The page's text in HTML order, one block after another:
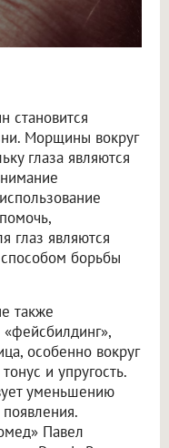
становится
Морщины вокруг
глаза являются
глаз являются
борьбы
также
особенно вокруг
и упругость.
уменьшению
Павел